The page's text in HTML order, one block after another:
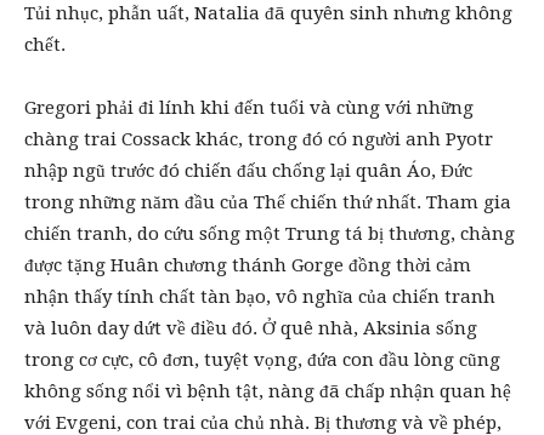
Tủi nhục, phẫn uất, Natalia đã quyên sinh nhưng không
chết.
Gregori phải đi lính khi đến tuổi và cùng với những
chàng trai Cossack khác, trong đó có người anh Pyotr
nhập ngũ trước đó chiến đấu chống lại quân Áo, Đức
trong những năm đầu của Thế chiến thứ nhất. Tham gia
chiến tranh, do cứu sống một Trung tá bị thương, chàng
được tặng Huân chương thánh Gorge đồng thời cảm
nhận thấy tính chất tàn bạo, vô nghĩa của chiến tranh
và luôn day dứt về điều đó. Ở quê nhà, Aksinia sống
trong cơ cực, cô đơn, tuyệt vọng, đứa con đầu lòng cũng
không sống nổi vì bệnh tật, nàng đã chấp nhận quan hệ
với Evgeni, con trai của chủ nhà. Bị thương và về phép,